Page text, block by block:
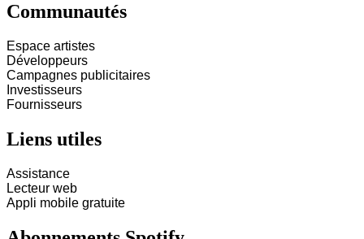
Communautés
Espace artistes
Développeurs
Campagnes publicitaires
Investisseurs
Fournisseurs
Liens utiles
Assistance
Lecteur web
Appli mobile gratuite